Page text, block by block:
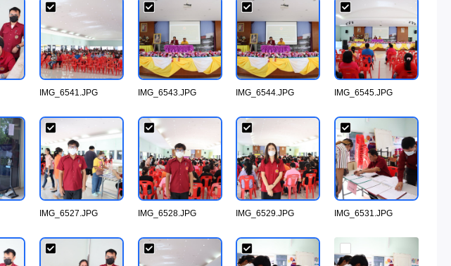
IMG_6541.JPG IMG_6543.JPG IMG_6544.JPG IMG_6545.JPG
IMG_6527.JPG IMG_6528.JPG IMG_6529.JPG IMG_6531.JPG